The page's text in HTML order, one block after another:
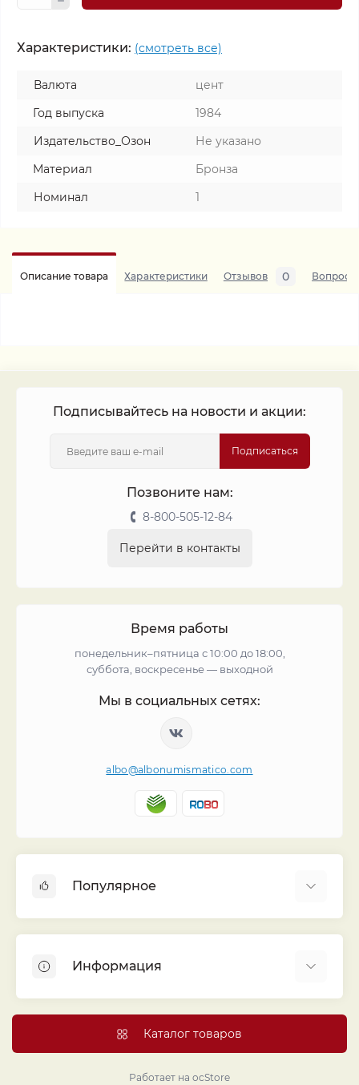
Характеристики: (смотреть все)
Валюта
цент
Год выпуска
1984
Издательство_Озон
Не указано
Материал
Бронза
Номинал
1
Описание товара Характеристики Отзывов 0 Вопросы
Подписывайтесь на новости и акции:
Подписаться
Позвоните нам:
8-800-505-12-84
Перейти в контакты
Время работы
понедельник–пятница с 10:00 до 18:00,
суббота, воскресенье — выходной
Мы в социальных сетях:
albo@albonumismatico.com
Популярное
Монеты
Банкноты
Листы для монет
Капсулы и холдеры
Информация
Договор публичной оферты
Политика конфиденциальности
Каталог товаров
Работает на ocStore